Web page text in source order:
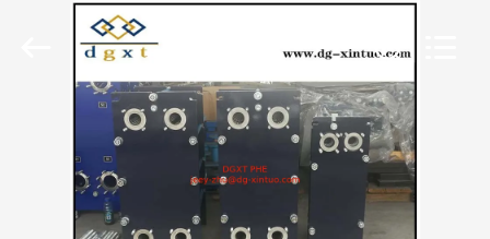
ГЛАВНАЯ
СТРАНИЦА
ПРОДУКЦИЯ